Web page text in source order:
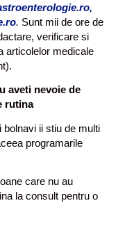
. Sunt mii de ore de
verificare si
articolelor medicale
aveti nevoie de
rutina
ii stiu de multi
programarile
care nu au
la consult pentru o